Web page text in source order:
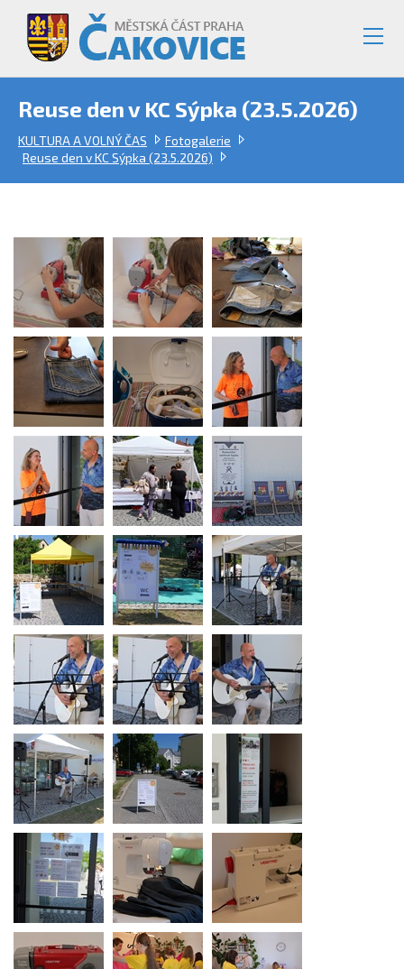
Reuse den v KC Sýpka (23.5.2026)
KULTURA A VOLNÝ ČAS
Fotogalerie
Reuse den v KC Sýpka (23.5.2026)